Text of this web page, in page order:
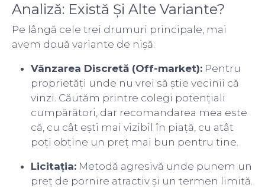
Analiză: Există Și Alte Variante?
Pe lângă cele trei drumuri principale, mai
avem două variante de nișă:
Vânzarea Discretă (Off-market): Pentru
proprietăți unde nu vrei să știe vecinii că
vinzi. Căutăm printre colegi potențiali
cumpărători, dar recomandarea mea este
că, cu cât ești mai vizibil în piață, cu atât
poți obține un preț mai bun pentru tine.
Licitația: Metodă agresivă unde punem un
preț de pornire atractiv și un termen limită.